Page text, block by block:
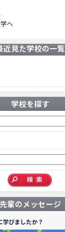
へ
近見た学校の一覧
学校を探す
先輩のメッセージ
学びましたか？